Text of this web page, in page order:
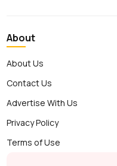
About
About Us
Contact Us
Advertise With Us
Privacy Policy
Terms of Use